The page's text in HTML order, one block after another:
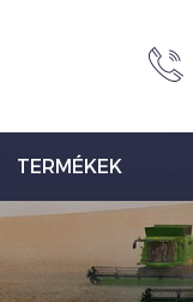
TERMÉKEK